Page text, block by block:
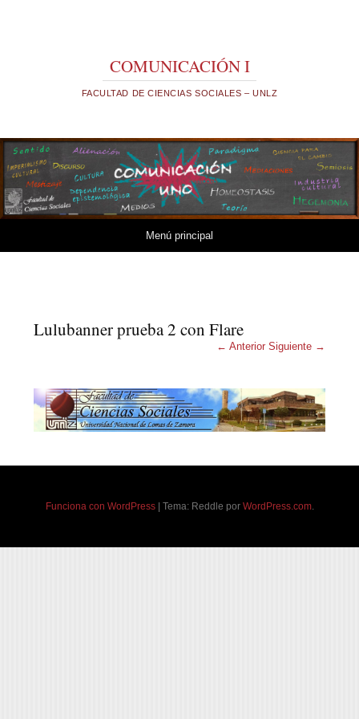
COMUNICACIÓN I
FACULTAD DE CIENCIAS SOCIALES – UNLZ
Menú principal
Lulubanner prueba 2 con Flare
← Anterior Siguiente →
Funciona con WordPress Tema: Reddle por WordPress.com.